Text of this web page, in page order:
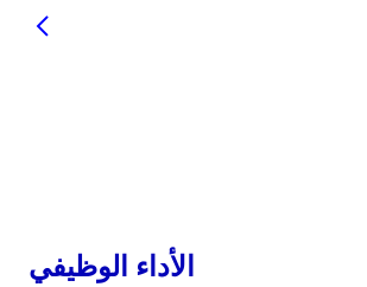
الأداء الوظيفي